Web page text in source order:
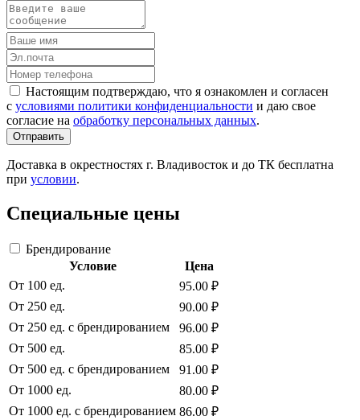
Настоящим подтверждаю, что я ознакомлен и согласен
с условиями политики конфиденциальности и даю свое
согласие на обработку персональных данных.
Отправить
Доставка в окрестностях г. Владивосток и до ТК бесплатна
при условии.
Специальные цены
Брендирование
Условие
Цена
От 100 ед.
95.00 ₽
От 250 ед.
90.00 ₽
От 250 ед. с брендированием
96.00 ₽
От 500 ед.
85.00 ₽
От 500 ед. с брендированием
91.00 ₽
От 1000 ед.
80.00 ₽
От 1000 ед. с брендированием 86.00 ₽